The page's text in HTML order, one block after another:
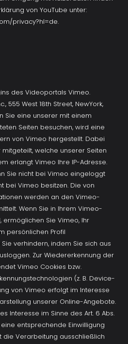
von YouTube unter:
privacy?hl=de.
des Videoportals Vimeo.
555 West 18th Street, NewYork,
Sie eine unserer mit einem
Seiten besuchen, wird eine
von Vimeo hergestellt. Dabei
welche unserer Seiten
erlangt Vimeo Ihre IP-Adresse.
Sie nicht bei Vimeo eingeloggt
bei Vimeo besitzen. Die von
werden an den Vimeo-
Wenn Sie in Ihrem Vimeo-
Sie Vimeo, Ihr
persönlichen Profil
verhindern, indem Sie sich aus
Zur Wiedererkennung der
Vimeo Cookies bzw.
(z. B. Device-
von Vimeo erfolgt im Interesse
unserer Online-Angebote.
Interesse im Sinne des Art. 6 Abs.
eine entsprechende Einwilligung
Verarbeitung ausschließlich